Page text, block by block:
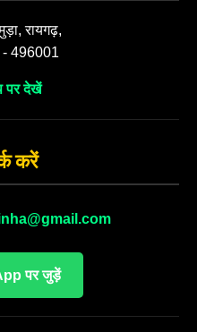
रायगढ़,
- 496001
पर देखें
करें
पर जुड़ें